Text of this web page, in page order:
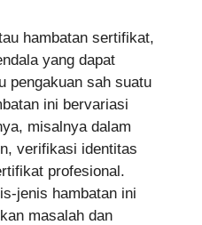
hambatan sertifikat,
yang dapat
pengakuan sah suatu
ini bervariasi
misalnya dalam
verifikasi identitas
profesional.
jenis hambatan ini
masalah dan